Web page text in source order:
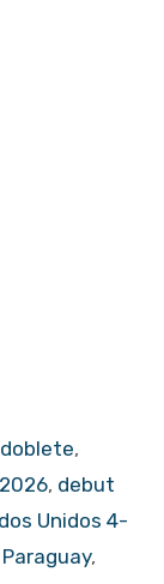
,
, debut
Unidos 4-
,